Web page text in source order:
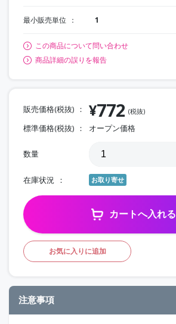
最小販売単位 1
この商品について問い合わせ
商品詳細の誤りを報告
販売価格(税抜) ¥772 (税抜)
標準価格(税抜) オープン価格
数量
在庫状況 お取り寄せ
カートへ入れる
お気に入りに追加
注意事項